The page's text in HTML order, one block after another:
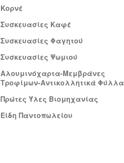
Κορνέ
Συσκευασίες Καφέ
Συσκευασίες Φαγητού
Συσκευασίες Ψωμιού
Αλουμινόχαρτα-Μεμβράνες
Τροφίμων-Αντικολλητικά Φύλλα
Πρώτες Ύλες Βιομηχανίας
Είδη Παντοπωλείου